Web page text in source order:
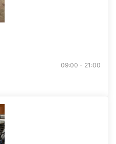
09:00 - 21:00